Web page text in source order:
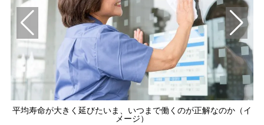
平均寿命が大きく延びたいま、いつまで働くのが正解なのか（イ
メージ）